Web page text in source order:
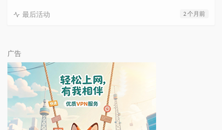
2 个月前
最后活动
广告